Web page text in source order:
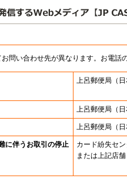
問い合わせ先が異なります。お電話
上呂郵便局 （
上呂郵便局 （
上呂郵便局 （
に伴うお取引の停止
カード紛失セ
または上記店舗